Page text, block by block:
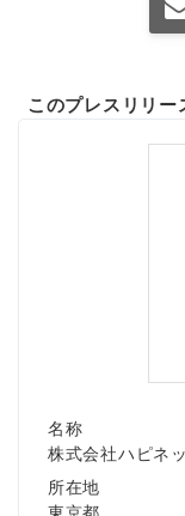
このプレスリリー
名称
株式会社ハピネ
所在地